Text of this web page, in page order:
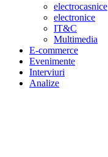
electrocasnice
electronice
IT&C
Multimedia
E-commerce
Evenimente
Interviuri
Analize